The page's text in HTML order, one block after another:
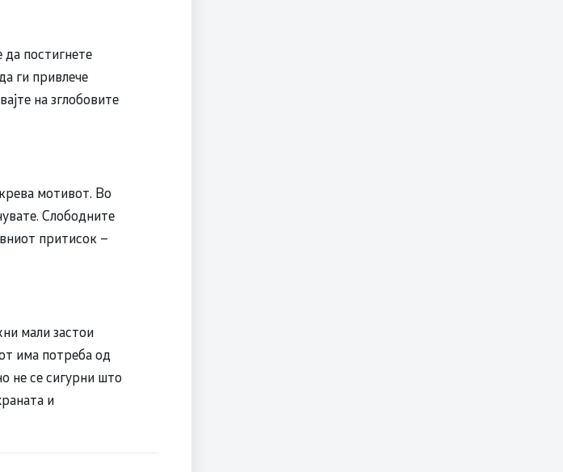
постигнете
ги привлече
на зглобовите
мотивот. Во
Слободните
притисок –
мали застои
има потреба од
не се сигурни што
и